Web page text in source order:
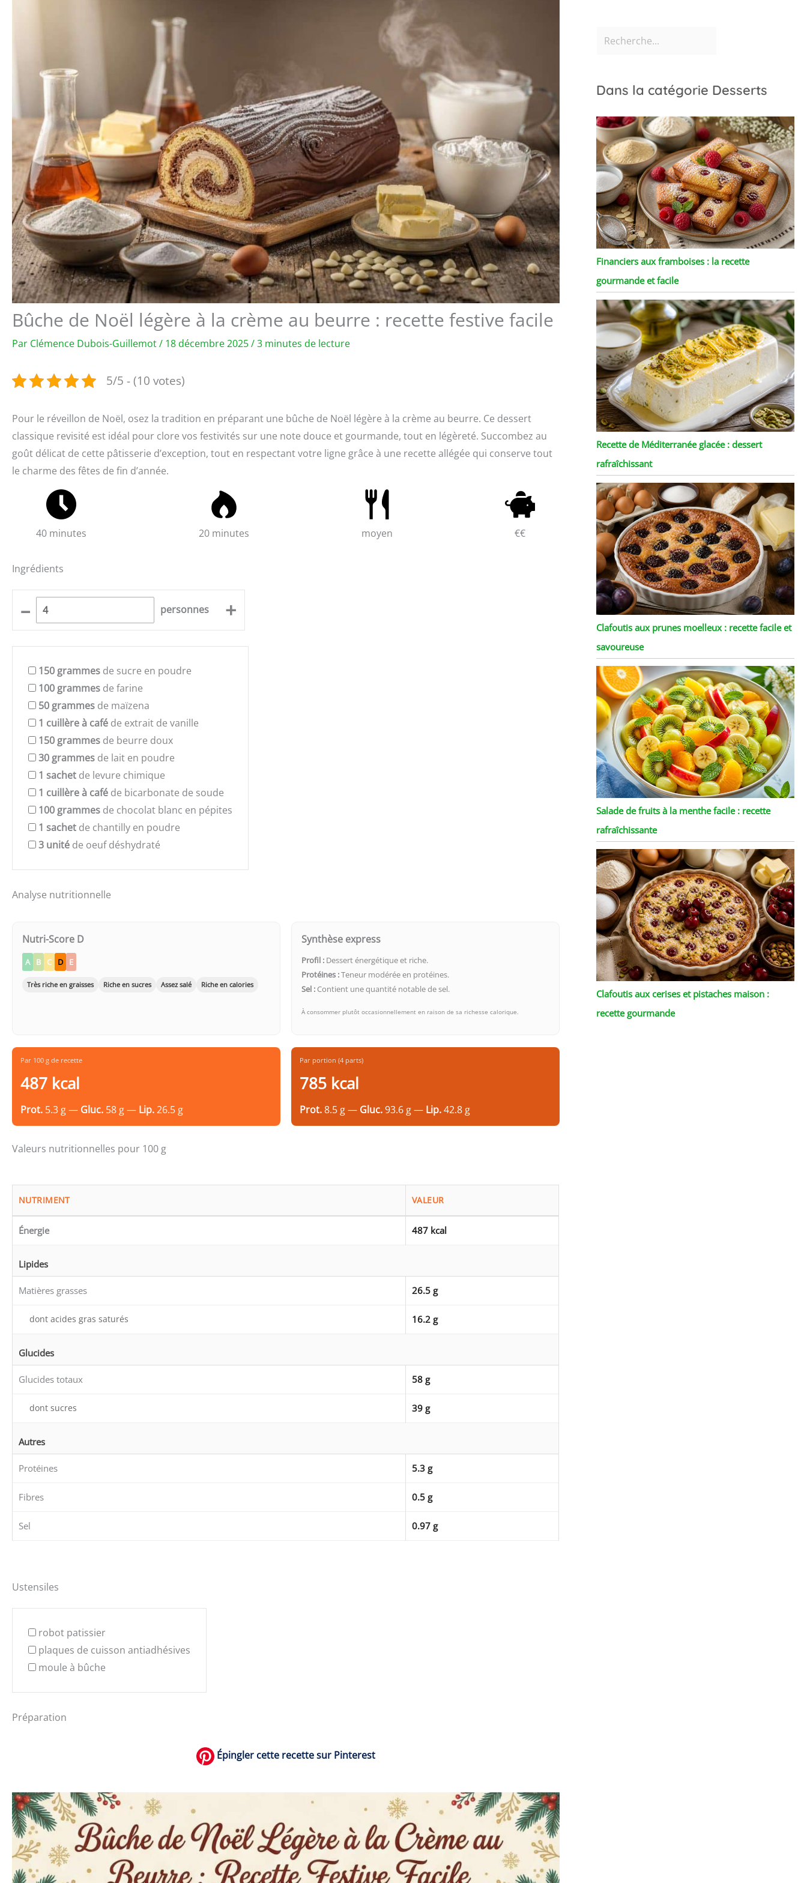
Bûche de Noël légère à la crème au beurre : recette festive facile
Par Clémence Dubois-Guillemot/ 18 décembre 2025/3 minutes de lecture
5/5 - (10 votes)
Pour le réveillon de Noël, osez la tradition en préparant une bûche de Noël légère à la crème au beurre. Ce dessert
classique revisité est idéal pour clore vos festivités sur une note douce et gourmande, tout en légèreté. Succombez au
goût délicat de cette pâtisserie d’exception, tout en respectant votre ligne grâce à une recette allégée qui conserve tout
le charme des fêtes de fin d’année.
40 minutes 20 minutes moyen €€
Ingrédients
– personnes +
150 grammes de sucre en poudre
100 grammes de farine
50 grammes de maïzena
1 cuillère à café de extrait de vanille
150 grammes de beurre doux
30 grammes de lait en poudre
1 sachet de levure chimique
1 cuillère à café de bicarbonate de soude
100 grammes de chocolat blanc en pépites
1 sachet de chantilly en poudre
3 unité de oeuf déshydraté
Analyse nutritionnelle
Nutri-Score D
A B C D E
Très riche en graisses Riche en sucres Assez salé Riche en calories
Synthèse express
Profil : Dessert énergétique et riche.
Protéines :Teneur modérée en protéines.
Sel : Contient une quantité notable de sel.
À consommer plutôt occasionnellement en raison de sa richesse calorique.
Par 100 g de recette
487 kcal
Prot. 5.3 g — Gluc. 58 g — Lip.26.5 g
Par portion (4 parts)
785 kcal
Prot.8.5 g — Gluc.93.6 g — Lip.42.8 g
Valeurs nutritionnelles pour 100 g
NUTRIMENT VALEUR
Énergie 487 kcal
Lipides
Matières grasses 26.5 g
dont acides gras saturés 16.2 g
Glucides
Glucides totaux 58 g
dont sucres 39 g
Autres
Protéines 5.3 g
Fibres 0.5 g
Sel 0.97 g
Ustensiles
robot patissier
plaques de cuisson antiadhésives
moule à bûche
Préparation
Épingler cette recette sur Pinterest
Dans la catégorie Desserts
Financiers aux framboises : la recette
gourmande et facile
Recette de Méditerranée glacée : dessert
rafraîchissant
Clafoutis aux prunes moelleux : recette facile et
savoureuse
Salade de fruits à la menthe facile : recette
rafraîchissante
Clafoutis aux cerises et pistaches maison :
recette gourmande